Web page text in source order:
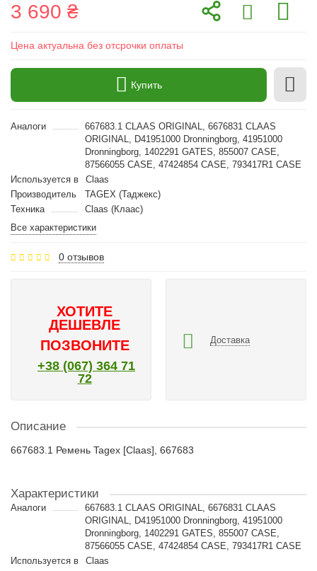
3 690 ₴
Цена актуальна без отсрочки оплаты
Купить
Аналоги
667683.1 CLAAS ORIGINAL, 6676831 CLAAS
ORIGINAL, D41951000 Dronningborg, 41951000
Dronningborg, 1402291 GATES, 855007 CASE,
87566055 CASE, 47424854 CASE, 793417R1 CASE
Используется в
Claas
Производитель
TAGEX (Таджекс)
Техника
Claas (Клаас)
Все характеристики
0 отзывов
ХОТИТЕ
ДЕШЕВЛЕ
ПОЗВОНИТЕ
+38 (067) 364 71
72
Доставка
Описание
667683.1 Ремень Tagex [Claas], 667683
Характеристики
Аналоги
667683.1 CLAAS ORIGINAL, 6676831 CLAAS
ORIGINAL, D41951000 Dronningborg, 41951000
Dronningborg, 1402291 GATES, 855007 CASE,
87566055 CASE, 47424854 CASE, 793417R1 CASE
Используется в
Claas